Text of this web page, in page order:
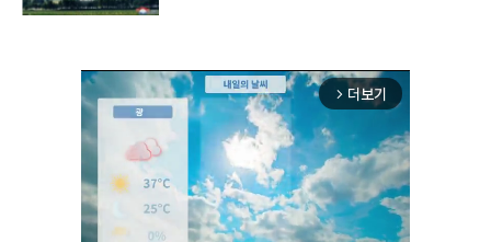
arrow_forward_ios 더보기